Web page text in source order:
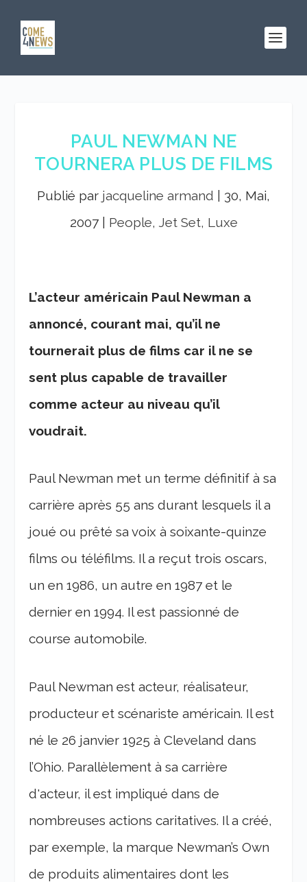
PAUL NEWMAN NE
TOURNERA PLUS DE FILMS
Publié par jacqueline armand
30, Mai,
2007| People, Jet Set, Luxe
L’acteur américain Paul Newman a
annoncé, courant mai, qu’il ne
tournerait plus de films car il ne se
sent plus capable de travailler
comme acteur au niveau qu’il
voudrait.
Paul Newman met un terme définitif à sa
carrière après 55 ans durant lesquels il a
joué ou prêté sa voix à soixante-quinze
films ou téléfilms. Il a reçut trois oscars,
un en 1986, un autre en 1987 et le
dernier en 1994. Il est passionné de
course automobile.
Paul Newman est acteur, réalisateur,
producteur et scénariste américain. Il est
né le 26 janvier 1925 à Cleveland dans
l’Ohio. Parallèlement à sa carrière
d'acteur, il est impliqué dans de
nombreuses actions caritatives. Il a créé,
par exemple, la marque Newman’s Own
de produits alimentaires dont les